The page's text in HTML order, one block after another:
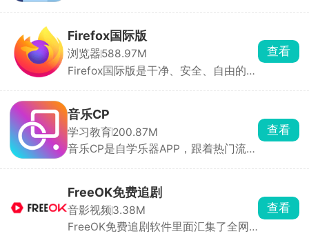
不开，弹窗通知全部屏蔽，想刷抖音、
打游戏完全没机会。后台完整记录每日
专注时长、玩手机时长、锁机次数，用
图表直观看见时间花在哪，方便复盘调
Firefox国际版
浏览器588.97M
Firefox国际版是干净、安全、自由的浏
器、跨设备同步，密码自动保存填充。
能装广告拦截等插件，自定义主题和布
局。
查看
音乐CP
学习教育200.87M
音乐CP是自学乐器APP，跟着热门流行
循序渐进练，零基础也能稳步上手，不
用硬啃枯燥乐理教材。全网热门流行曲
持续更新，还有音乐社区，能看其他新
手的练琴作品，互相交流打卡，一个人
查看
FreeOK免费追剧
音影视频3.38M
FreeOK免费追剧软件里面汇集了全网
查看